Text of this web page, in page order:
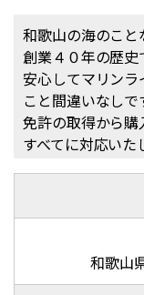
和歌山の海のこと
創業４０年の歴
安心してマリン
こと間違いなしで
免許の取得から
すべてに対応いた
和歌山